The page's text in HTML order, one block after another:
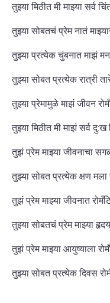
तुझ्या मिठीत मी माझ्या सर्व
तुझ्या सोबतचं प्रेम नातं
तुझ्या प्रत्येक चुंबनात माझं मन
तुझ्या सोबत प्रत्येक रात्री
तुझ्या प्रेमामुळे माझं जीवन
तुझ्या मिठीत मी माझं सर्व दु:ख
तुझं प्रेम माझ्या जीवनाचा
तुझ्या सोबत प्रत्येक क्षण
तुझं प्रेम माझ्या जीवनात
तुझ्या सोबतचं प्रेम माझ्या
तुझं प्रेम माझ्या आयुष्याला
तुझ्या सोबत प्रत्येक दिवस